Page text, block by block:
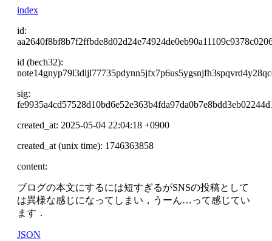
index
id:
id (bech32):
sig:
created_at: 2025-05-04 22:04:18 +0900
created_at (unix time): 1746363858
content:
ブログの本文にするには短すぎるがSNSの投稿として
は異様な感じになってしまい，うーん…って感じてい
ます．
JSON